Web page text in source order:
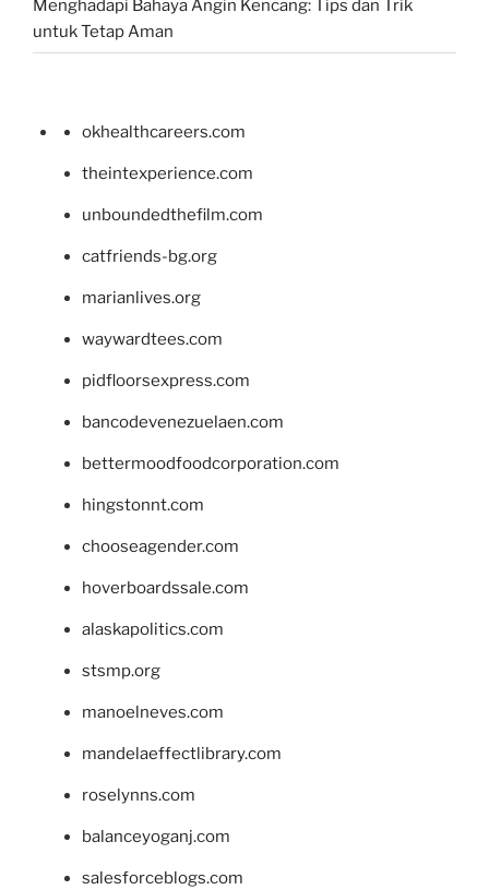
Menghadapi Bahaya Angin Kencang: Tips dan Trik
untuk Tetap Aman
okhealthcareers.com
theintexperience.com
unboundedthefilm.com
catfriends-bg.org
marianlives.org
waywardtees.com
pidfloorsexpress.com
bancodevenezuelaen.com
bettermoodfoodcorporation.com
hingstonnt.com
chooseagender.com
hoverboardssale.com
alaskapolitics.com
stsmp.org
manoelneves.com
mandelaeffectlibrary.com
roselynns.com
balanceyoganj.com
salesforceblogs.com